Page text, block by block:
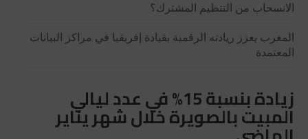
الانسحاب من التنظيم المشترك؟
المغرب يعزز ريادته الرقمية بقيادة إفريقيا في مراكز البيانات
المعتمدة
زيادة بنسبة 15% في عدد ليالي
المبيت بالصويرة خلال شهر يناير